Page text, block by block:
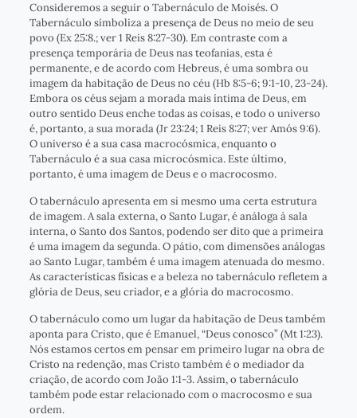
Consideremos a seguir o Tabernáculo de Moisés. O
Tabernáculo simboliza a presença de Deus no meio de seu
povo (Ex 25:8.; ver 1 Reis 8:27-30). Em contraste com a
presença temporária de Deus nas teofanias, esta é
permanente, e de acordo com Hebreus, é uma sombra ou
imagem da habitação de Deus no céu (Hb 8:5-6; 9:1-10, 23-24).
Embora os céus sejam a morada mais íntima de Deus, em
outro sentido Deus enche todas as coisas, e todo o universo
é, portanto, a sua morada (Jr 23:24; 1 Reis 8:27; ver Amós 9:6).
O universo é a sua casa macrocósmica, enquanto o
Tabernáculo é a sua casa microcósmica. Este último,
portanto, é uma imagem de Deus e o macrocosmo.
O tabernáculo apresenta em si mesmo uma certa estrutura
de imagem. A sala externa, o Santo Lugar, é análoga à sala
interna, o Santo dos Santos, podendo ser dito que a primeira
é uma imagem da segunda. O pátio, com dimensões análogas
ao Santo Lugar, também é uma imagem atenuada do mesmo.
As características físicas e a beleza no tabernáculo refletem a
glória de Deus, seu criador, e a glória do macrocosmo.
O tabernáculo como um lugar da habitação de Deus também
aponta para Cristo, que é Emanuel, “Deus conosco” (Mt 1:23).
Nós estamos certos em pensar em primeiro lugar na obra de
Cristo na redenção, mas Cristo também é o mediador da
criação, de acordo com João 1:1-3. Assim, o tabernáculo
também pode estar relacionado com o macrocosmo e sua
ordem.